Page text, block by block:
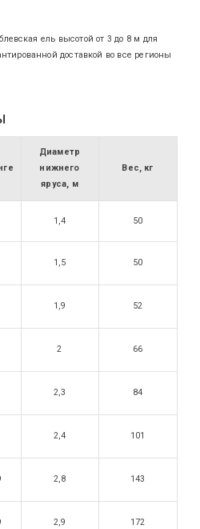
ель высотой от 3 до 8 м для
доставкой во все регионы
Диаметр
нижнего
яруса, м
Вес, кг
1,4 50
1,5 50
1,9 52
2 66
2,3 84
2,4 101
2,8 143
2,9 172